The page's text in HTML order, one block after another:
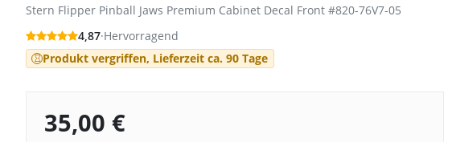
Stern Flipper Pinball Jaws Premium Cabinet Decal Front #820-76V7-05
4,87·Hervorragend
Produkt vergriffen, Lieferzeit ca. 90 Tage
35,00 €